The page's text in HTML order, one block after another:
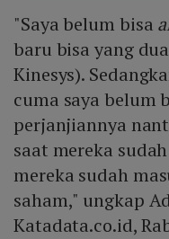
"Saya belum bisa
baru bisa yang
Kinesys).
cuma saya belum
perjanjiannya
saat mereka
mereka sudah
saham," ungkap
Katadata.co.id,